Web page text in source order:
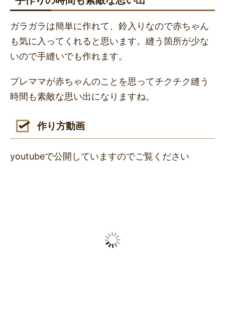
ガラガラは簡単に作れて、鈴入りなので赤ちゃん
も気に入ってくれると思います。縫う箇所が少な
いので手縫いでも作れます。
プレママが赤ちゃんのことを思ってチクチク縫う
時間も素敵な思い出になりますね。
作り方動画
youtubeで公開していますのでご覧ください